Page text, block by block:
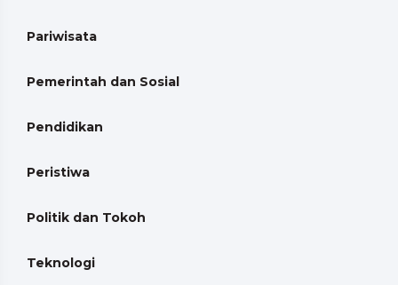
Pariwisata
Pemerintah dan Sosial
Pendidikan
Peristiwa
Politik dan Tokoh
Teknologi